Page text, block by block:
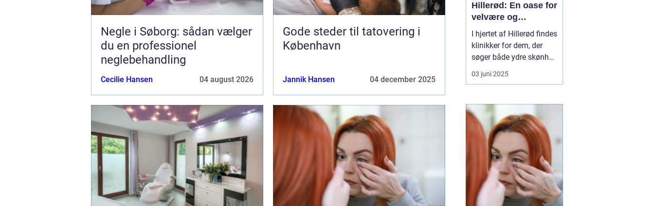
Negle i Søborg: sådan vælger
du en professionel
neglebehandling
Cecilie Hansen 04 august 2026
Gode steder til tatovering i
København
Jannik Hansen 04 december 2025
Hillerød: En oase for
velvære og
selvforkælelse
I hjertet af Hillerød findes
klinikker for dem, der
søger både ydre skønhed
og indre velvære en unik
skønhedsklinik i Hillerød
03 juni 2025